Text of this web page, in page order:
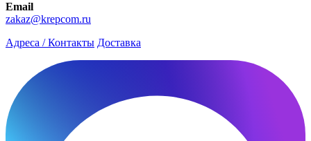
Email
zakaz@krepcom.ru
Адреса / Контакты Доставка